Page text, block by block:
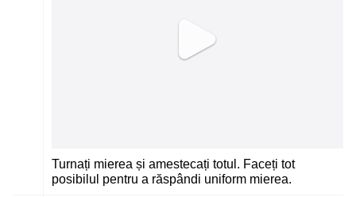
Turnați mierea și amestecați totul. Faceți tot
posibilul pentru a răspândi uniform mierea.